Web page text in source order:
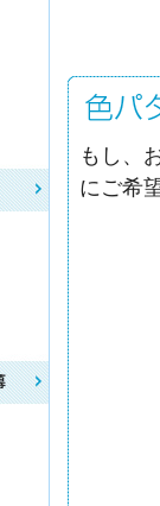
もし、
にご希